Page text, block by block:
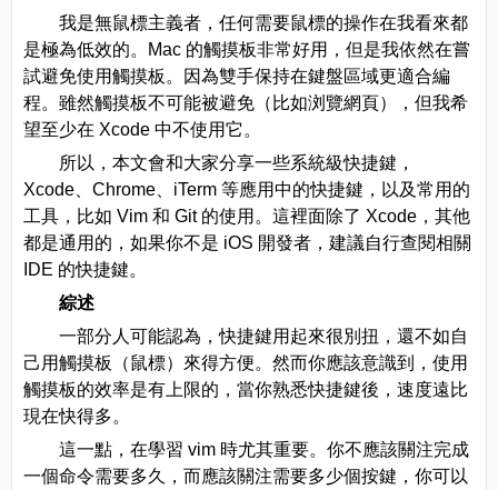
我是無鼠標主義者，任何需要鼠標的操作在我看來都
是極為低效的。Mac 的觸摸板非常好用，但是我依然在嘗
試避免使用觸摸板。因為雙手保持在鍵盤區域更適合編
程。雖然觸摸板不可能被避免（比如浏覽網頁），但我希
望至少在 Xcode 中不使用它。
所以，本文會和大家分享一些系統級快捷鍵，
Xcode、Chrome、iTerm 等應用中的快捷鍵，以及常用的
工具，比如 Vim 和 Git 的使用。這裡面除了 Xcode，其他
都是通用的，如果你不是 iOS 開發者，建議自行查閱相關
IDE 的快捷鍵。
綜述
一部分人可能認為，快捷鍵用起來很別扭，還不如自
己用觸摸板（鼠標）來得方便。然而你應該意識到，使用
觸摸板的效率是有上限的，當你熟悉快捷鍵後，速度遠比
現在快得多。
這一點，在學習 vim 時尤其重要。你不應該關注完成
一個命令需要多久，而應該關注需要多少個按鍵，你可以